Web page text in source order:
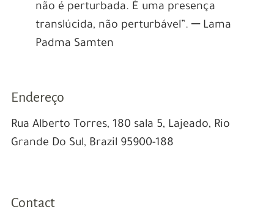
não é perturbada. É uma presença
translúcida, não perturbável”. ─ Lama
Padma Samten
Endereço
Rua Alberto Torres, 180 sala 5, Lajeado, Rio
Grande Do Sul, Brazil 95900-188
Contact